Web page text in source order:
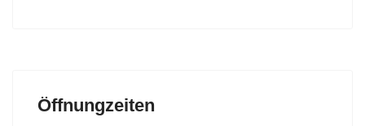
Öffnungzeiten